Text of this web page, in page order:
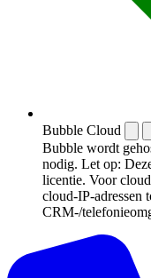
Bubble Cloud
Bubble wordt
nodig. Let op:
licentie. Voor
cloud-IP-adressen
CRM-/